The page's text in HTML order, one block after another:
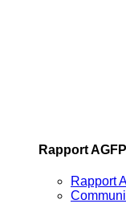
Rapport
Rapport